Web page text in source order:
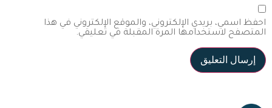
احفظ اسمي، بريدي الإلكتروني، والموقع الإلكتروني في هذا
المتصفح لاستخدامها المرة المقبلة في تعليقي.